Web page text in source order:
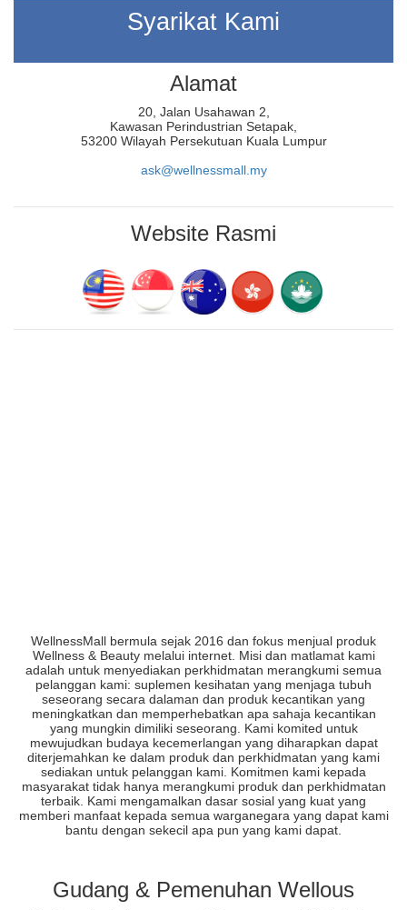
Syarikat Kami
Alamat
20, Jalan Usahawan 2,
Kawasan Perindustrian Setapak,
53200 Wilayah Persekutuan Kuala Lumpur
ask@wellnessmall.my
Website Rasmi
WellnessMall bermula sejak 2016 dan fokus menjual produk
Wellness & Beauty melalui internet. Misi dan matlamat kami
adalah untuk menyediakan perkhidmatan merangkumi semua
pelanggan kami: suplemen kesihatan yang menjaga tubuh
seseorang secara dalaman dan produk kecantikan yang
meningkatkan dan memperhebatkan apa sahaja kecantikan
yang mungkin dimiliki seseorang. Kami komited untuk
mewujudkan budaya kecemerlangan yang diharapkan dapat
diterjemahkan ke dalam produk dan perkhidmatan yang kami
sediakan untuk pelanggan kami. Komitmen kami kepada
masyarakat tidak hanya merangkumi produk dan perkhidmatan
terbaik. Kami mengamalkan dasar sosial yang kuat yang
memberi manfaat kepada semua warganegara yang dapat kami
bantu dengan sekecil apa pun yang kami dapat.
Gudang & Pemenuhan Wellous